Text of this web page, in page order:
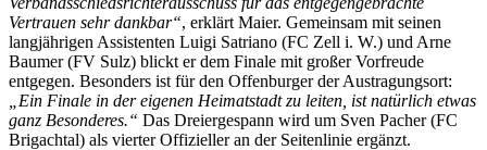
Vertrauen sehr dankbar“, erklärt Maier. Gemeinsam mit seinen
langjährigen Assistenten Luigi Satriano (FC Zell i. W.) und Arne
Baumer (FV Sulz) blickt er dem Finale mit großer Vorfreude
entgegen. Besonders ist für den Offenburger der Austragungsort:
„Ein Finale in der eigenen Heimatstadt zu leiten, ist natürlich etwas
ganz Besonderes.“ Das Dreiergespann wird um Sven Pacher (FC
Brigachtal) als vierter Offizieller an der Seitenlinie ergänzt.